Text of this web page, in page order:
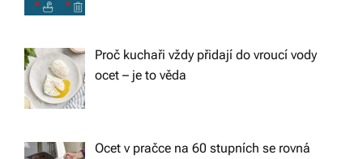
Proč kuchaři vždy přidají do vroucí vody
ocet – je to věda
Ocet v pračce na 60 stupních se rovná